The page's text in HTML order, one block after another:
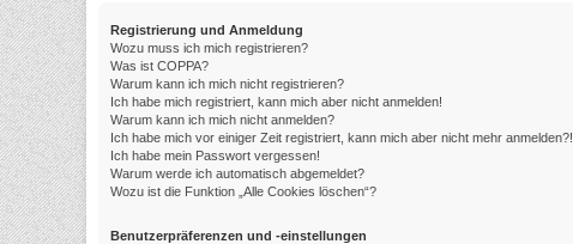
Registrierung und Anmeldung
Wozu muss ich mich registrieren?
Was ist COPPA?
Warum kann ich mich nicht registrieren?
Ich habe mich registriert, kann mich aber nicht anmelden!
Warum kann ich mich nicht anmelden?
Ich habe mich vor einiger Zeit registriert, kann mich aber nicht mehr anmelden?!
Ich habe mein Passwort vergessen!
Warum werde ich automatisch abgemeldet?
Wozu ist die Funktion „Alle Cookies löschen“?
Benutzerpräferenzen und -einstellungen